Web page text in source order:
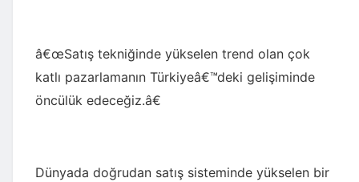
â€œSatış tekniğinde yükselen trend olan çok
katlı pazarlamanın Türkiyeâ€™deki gelişiminde
öncülük edeceğiz.â€
Dünyada doğrudan satış sisteminde yükselen bir